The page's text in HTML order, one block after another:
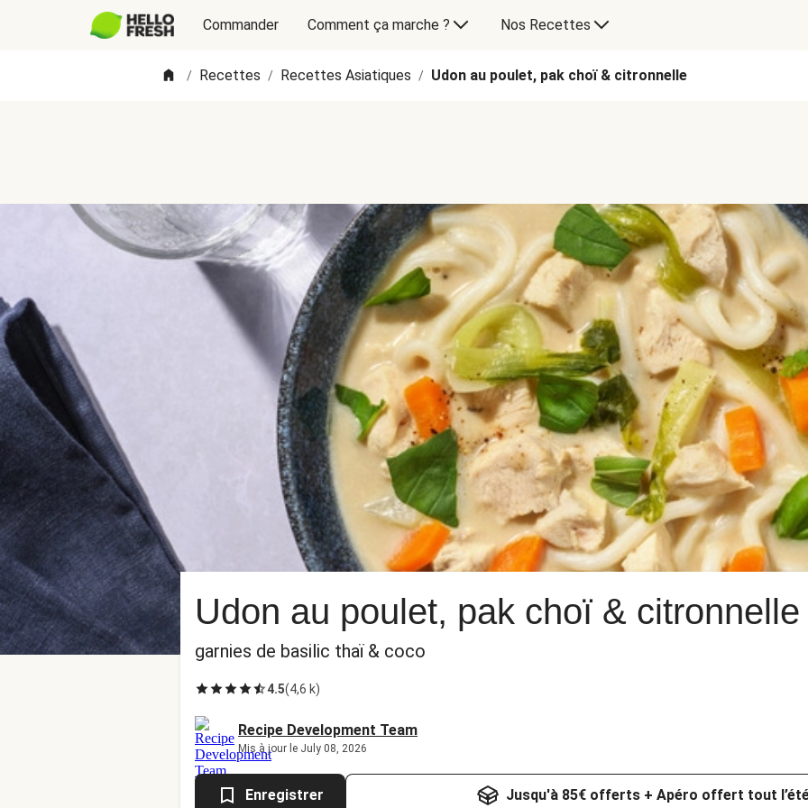
Commander Comment ça marche ? Nos Recettes
/ Recettes / Recettes Asiatiques / Udon au poulet, pak choï & citronnelle
Udon au poulet, pak choï & citronnelle
garnies de basilic thaï & coco
4.5(4,6 k)
Recipe Development Team
Mis à jour le July 08, 2026
Enregistrer Jusqu'à 85€ offerts + Apéro offert tout